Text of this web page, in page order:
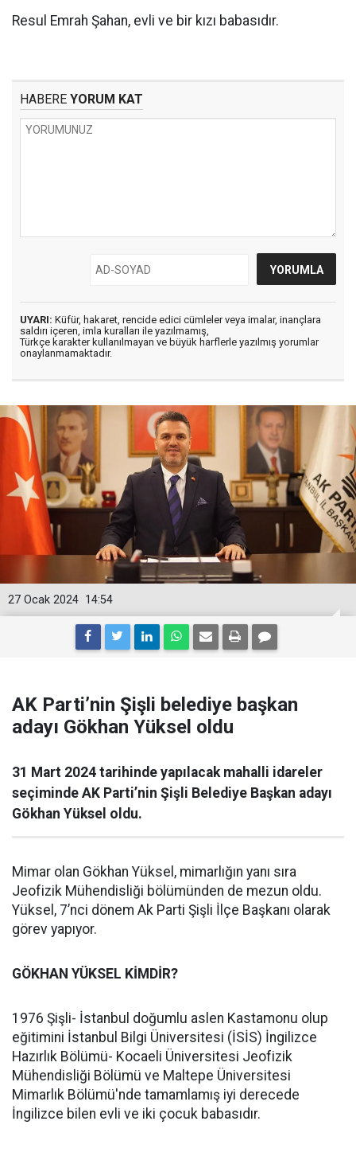
Resul Emrah Şahan, evli ve bir kızı babasıdır.
HABERE YORUM KAT
UYARI: Küfür, hakaret, rencide edici cümleler veya imalar, inançlara
saldırı içeren, imla kuralları ile yazılmamış,
Türkçe karakter kullanılmayan ve büyük harflerle yazılmış yorumlar
onaylanmamaktadır.
14:54
27 Ocak 2024
AK Parti’nin Şişli belediye başkan
adayı Gökhan Yüksel oldu
31 Mart 2024 tarihinde yapılacak mahalli idareler
seçiminde AK Parti’nin Şişli Belediye Başkan adayı
Gökhan Yüksel oldu.
Mimar olan Gökhan Yüksel, mimarlığın yanı sıra
Jeofizik Mühendisliği bölümünden de mezun oldu.
Yüksel, 7’nci dönem Ak Parti Şişli İlçe Başkanı olarak
görev yapıyor.
GÖKHAN YÜKSEL KİMDİR?
1976 Şişli- İstanbul doğumlu aslen Kastamonu olup
eğitimini İstanbul Bilgi Üniversitesi (İSİS) İngilizce
Hazırlık Bölümü- Kocaeli Üniversitesi Jeofizik
Mühendisliği Bölümü ve Maltepe Üniversitesi
Mimarlık Bölümü'nde tamamlamış iyi derecede
İngilizce bilen evli ve iki çocuk babasıdır.